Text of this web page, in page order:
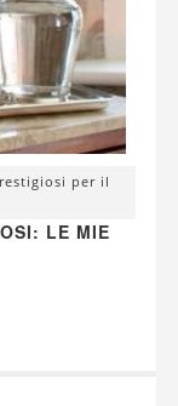
per il
LE MIE